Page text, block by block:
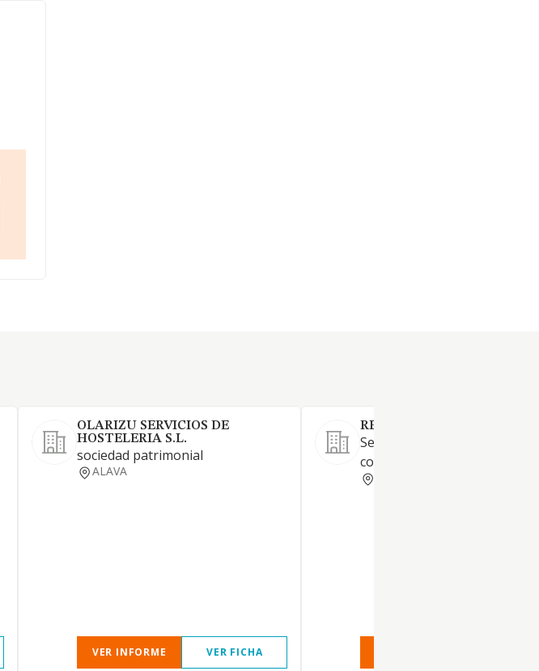
OLARIZU SERVICIOS DE
HOSTELERIA S.L.
sociedad patrimonial
ALAVA
VER INFORME VER FICHA
RESTAURANTE ANDERE SL
Servicios en restaurantes de
comida tradicional y moderna